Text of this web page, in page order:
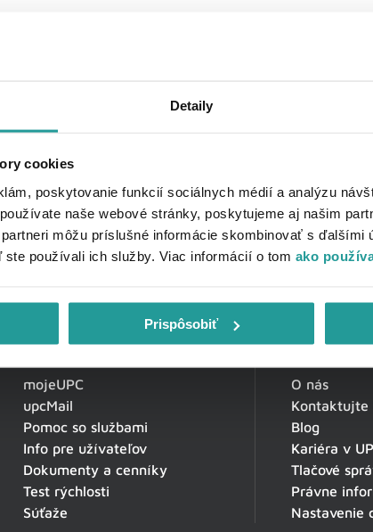
Detaily
cookies
poskytovanie funkcií sociálnych médií a analýzu
naše webové stránky, poskytujeme aj našim
môžu príslušné informácie skombinovať s ďalšími
používali ich služby. Viac informácií o tom ako
Prispôsobiť
Zákaznícka zóna
mojeUPC
upcMail
Pomoc so službami
Info pre užívateľov
Dokumenty a cenníky
Test rýchlosti
Súťaže
O
O nás
Kontaktujte
Blog
Kariéra v
Tlačové
Právne
Nastavenie